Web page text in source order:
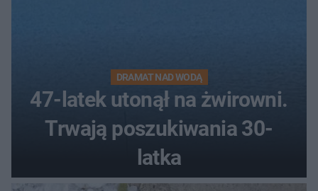
DRAMAT NAD WODĄ
47-latek utonął na żwirowni.
Trwają poszukiwania 30-
latka